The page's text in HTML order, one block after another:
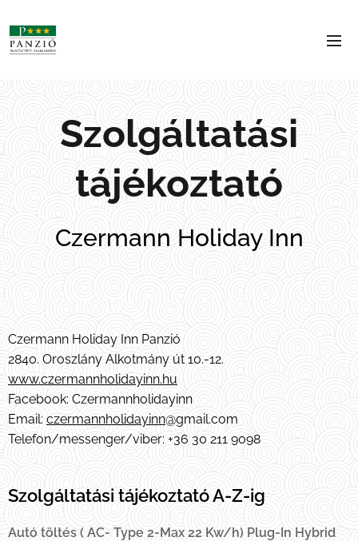
Szolgáltatási
tájékoztató
Czermann Holiday Inn
Czermann Holiday Inn Panzió
2840. Oroszlány Alkotmány út 10.-12.
www.czermannholidayinn.hu
Facebook: Czermannholidayinn
Email: czermannholidayinn@gmail.com
Telefon/messenger/viber: +36 30 211 9098
Szolgáltatási tájékoztató A-Z-ig
Autó töltés ( AC- Type 2-Max 22 Kw/h) Plug-In Hybrid